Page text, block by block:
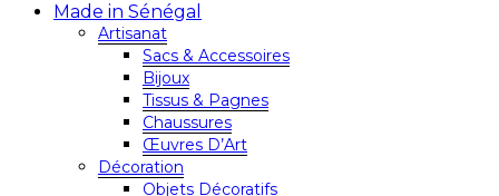
Made in Sénégal
Artisanat
Sacs & Accessoires
Bijoux
Tissus & Pagnes
Chaussures
Œuvres D’Art
Décoration
Objets Décoratifs